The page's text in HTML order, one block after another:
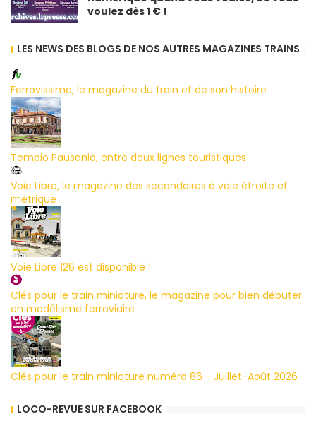
voulez dès 1 € !
LES NEWS DES BLOGS DE NOS AUTRES MAGAZINES TRAINS
Ferrovissime, le magazine du train et de son histoire
Tempio Pausania, entre deux lignes touristiques
Voie Libre, le magazine des secondaires à voie étroite et
métrique
Voie Libre 126 est disponible !
Clés pour le train miniature, le magazine pour bien débuter
en modélisme ferroviaire
Clés pour le train miniature numéro 86 - Juillet-Août 2026
LOCO-REVUE SUR FACEBOOK